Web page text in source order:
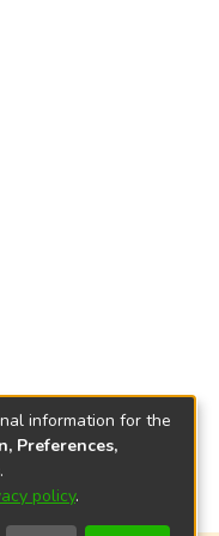
information for the
Preferences,
.
policy.